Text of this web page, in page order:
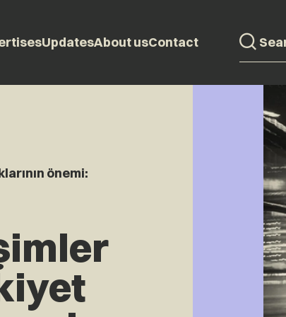
UpdatesAbout usContact
önemi: